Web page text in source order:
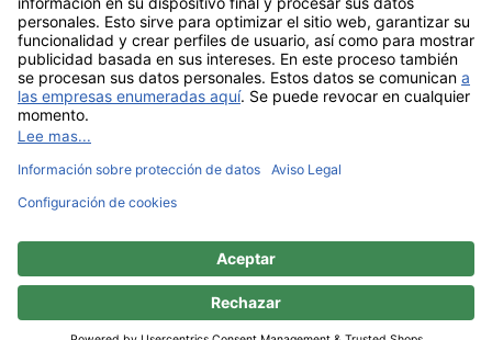
BUSCH & CO. GmbH & Co. KG |
mail@busch.eu